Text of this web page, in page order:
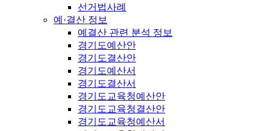
선거법사례
예·결산 정보
예결산 관련 분석 정보
경기도예산안
경기도결산안
경기도예산서
경기도결산서
경기도교육청예산안
경기도교육청결산안
경기도교육청예산서